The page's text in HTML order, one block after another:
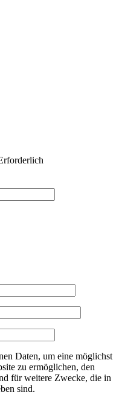
Daten, um eine möglichst
zu ermöglichen, den
für weitere Zwecke, die in
sind.